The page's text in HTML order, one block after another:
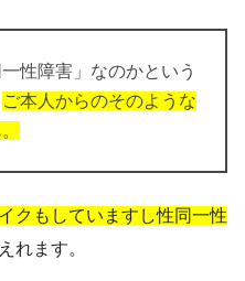
性障害」なのかという
ご本人からのそのような
クもしていますし性同一性
れます。